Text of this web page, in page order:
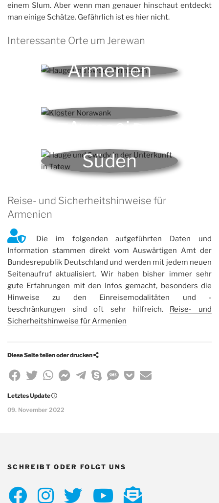
einem Slum. Aber wenn man genauer hinschaut entdeckt
man einige Schätze. Gefährlich ist es hier nicht.
Interessante Orte um Jerewan
Armenien
Armenien
Tatew & Der
Süden
Armeniens
Reise- und Sicherheitshinweise für
Armenien
Die im folgenden aufgeführten Daten und
Information stammen direkt vom Auswärtigen Amt der
Bundesrepublik Deutschland und werden mit jedem neuen
Seitenaufruf aktualisiert. Wir haben bisher immer sehr
gute Erfahrungen mit den Infos gemacht, besonders die
Hinweise zu den Einreisemodalitäten und -
beschränkungen sind oft sehr hilfreich. Reise- und
Sicherheitshinweise für Armenien
Diese Seite teilen oder drucken
Teile
diese
Seite
Teile
diese
Seite
Teile
diese
Seite
Teile
Seite
Messenger
TeileTeileTeile
SMS
Speicher
Teile
Letztes Update
09. November 2022
SCHREIBT ODER FOLGT UNS
FolgeFolgeFolgeFolgeSchreib